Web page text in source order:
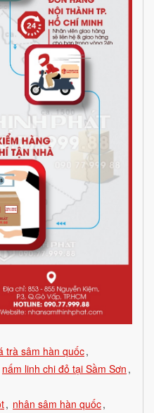
trà sâm hàn quốc,
nấm linh chi đỏ tại Sầm Sơn ,
, nhân sâm hàn quốc,